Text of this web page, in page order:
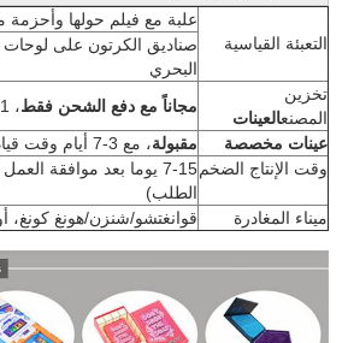
التعبئة القياسية
علبة مع فيلم حولها وأحزمة
صناديق الكرتون على لوحات
البحري
تخزين
المصنعالعينات
مجاناً مع دفع الشحن فقط، 1-2 أيام أرسلت
عينات مخصصة
مقبولة، مع 3-7 أيام وقت قيادة العينة
وقت الإنتاج الضخم
7-15 يوما بعد موافقة
الطلب)
ميناء المغادرة
قوانغتشو/شنزن/هونغ كونغ،